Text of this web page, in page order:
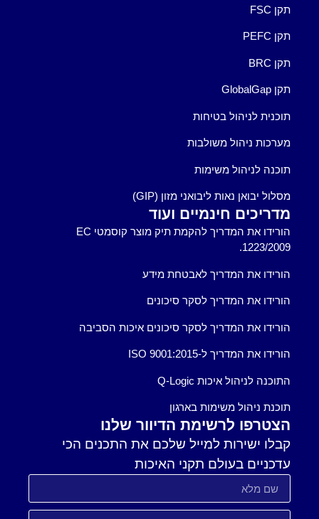
תקן FSC
תקן PEFC
תקן BRC
תקן GlobalGap
תוכנית לניהול בטיחות
מערכות ניהול משולבות
תוכנה לניהול משימות
מסלול יבואן נאות ליבואני מזון (GIP)
מדריכים חינמיים ועוד
הורידו את המדריך להקמת תיק מוצר קוסמטי EC
1223/2009.
הורידו את המדריך לאבטחת מידע
הורידו את המדריך לסקר סיכונים
הורידו את המדריך לסקר סיכונים איכות הסביבה
הורידו את המדריך ל-ISO 9001:2015
התוכנה לניהול איכות Q-Logic
תוכנת ניהול משימות בארגון
הצטרפו לרשימת הדיוור שלנו
קבלו ישירות למייל שלכם את התכנים הכי
עדכניים בעולם תקני האיכות